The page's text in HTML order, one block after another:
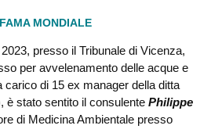
MONDIALE
presso il Tribunale di Vicenza,
per avvelenamento delle acque e
carico di 15 ex manager della ditta
è stato sentito il consulentePhilippe
di Medicina Ambientale presso